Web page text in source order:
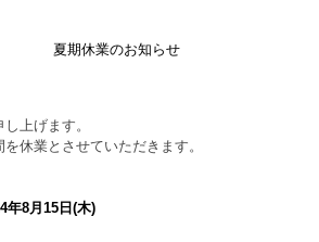
夏期休業のお知らせ
上げます。
業とさせていただきます。
年8月15日(木)